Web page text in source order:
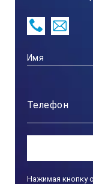
Нажимая кнопку